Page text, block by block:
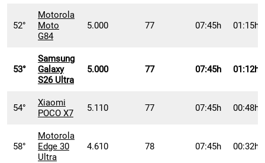
52°
Motorola
Moto
G84
5.000 77 07:45h 01:15h
53°
Samsung
Galaxy
S26 Ultra
5.000 77 07:45h 01:12h
54°
Xiaomi
POCO X7
5.110 77 07:45h 00:48h
58°
Motorola
Edge 30
Ultra
4.610 78 07:45h 00:32h